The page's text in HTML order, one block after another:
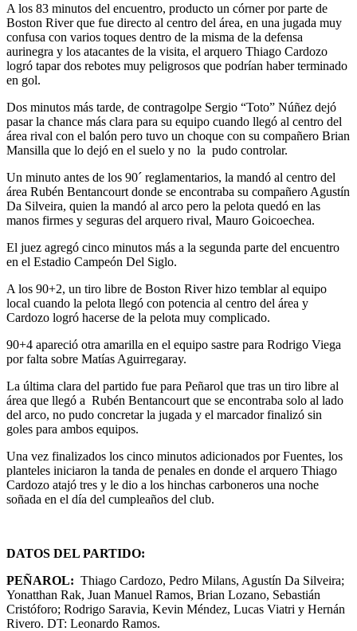
A los 83 minutos del encuentro, producto un córner por parte de
Boston River que fue directo al centro del área, en una jugada muy
confusa con varios toques dentro de la misma de la defensa
aurinegra y los atacantes de la visita, el arquero Thiago Cardozo
logró tapar dos rebotes muy peligrosos que podrían haber terminado
en gol.
Dos minutos más tarde, de contragolpe Sergio “Toto” Núñez dejó
pasar la chance más clara para su equipo cuando llegó al centro del
área rival con el balón pero tuvo un choque con su compañero Brian
Mansilla que lo dejó en el suelo y no la pudo controlar.
Un minuto antes de los 90´ reglamentarios, la mandó al centro del
área Rubén Bentancourt donde se encontraba su compañero Agustín
Da Silveira, quien la mandó al arco pero la pelota quedó en las
manos firmes y seguras del arquero rival, Mauro Goicoechea.
El juez agregó cinco minutos más a la segunda parte del encuentro
en el Estadio Campeón Del Siglo.
A los 90+2, un tiro libre de Boston River hizo temblar al equipo
local cuando la pelota llegó con potencia al centro del área y
Cardozo logró hacerse de la pelota muy complicado.
90+4 apareció otra amarilla en el equipo sastre para Rodrigo Viega
por falta sobre Matías Aguirregaray.
La última clara del partido fue para Peñarol que tras un tiro libre al
área que llegó a Rubén Bentancourt que se encontraba solo al lado
del arco, no pudo concretar la jugada y el marcador finalizó sin
goles para ambos equipos.
Una vez finalizados los cinco minutos adicionados por Fuentes, los
planteles iniciaron la tanda de penales en donde el arquero Thiago
Cardozo atajó tres y le dio a los hinchas carboneros una noche
soñada en el día del cumpleaños del club.
DATOS DEL PARTIDO:
PEÑAROL: Thiago Cardozo, Pedro Milans, Agustín Da Silveira;
Yonatthan Rak, Juan Manuel Ramos, Brian Lozano, Sebastián
Cristóforo; Rodrigo Saravia, Kevin Méndez, Lucas Viatri y Hernán
Rivero. DT: Leonardo Ramos.